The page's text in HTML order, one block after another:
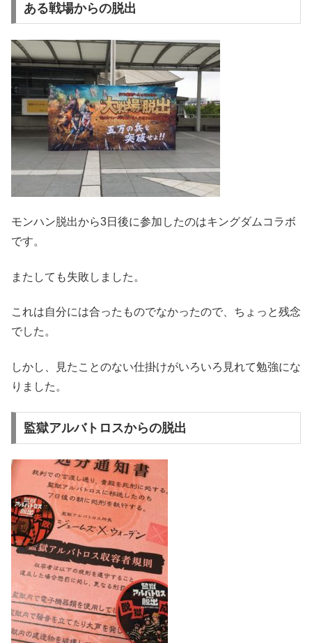
ある戦場からの脱出
モンハン脱出から3日後に参加したのはキングダムコラボ
です。
またしても失敗しました。
これは自分には合ったものでなかったので、ちょっと残念
でした。
しかし、見たことのない仕掛けがいろいろ見れて勉強にな
りました。
監獄アルバトロスからの脱出